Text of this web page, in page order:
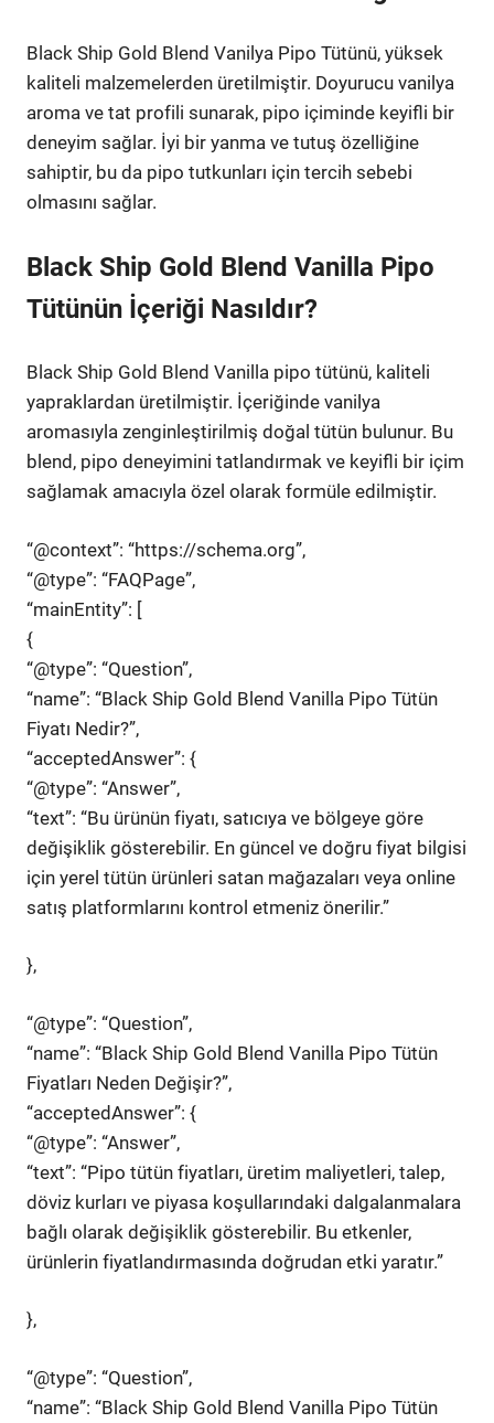
Black Ship Gold Blend Vanilya Pipo Tütünü, yüksek
kaliteli malzemelerden üretilmiştir. Doyurucu vanilya
aroma ve tat profili sunarak, pipo içiminde keyifli bir
deneyim sağlar. İyi bir yanma ve tutuş özelliğine
sahiptir, bu da pipo tutkunları için tercih sebebi
olmasını sağlar.
Black Ship Gold Blend Vanilla Pipo
Tütünün İçeriği Nasıldır?
Black Ship Gold Blend Vanilla pipo tütünü, kaliteli
yapraklardan üretilmiştir. İçeriğinde vanilya
aromasıyla zenginleştirilmiş doğal tütün bulunur. Bu
blend, pipo deneyimini tatlandırmak ve keyifli bir içim
sağlamak amacıyla özel olarak formüle edilmiştir.
“@context”: “https://schema.org”,
“@type”: “FAQPage”,
“mainEntity”: [
{
“@type”: “Question”,
“name”: “Black Ship Gold Blend Vanilla Pipo Tütün
Fiyatı Nedir?”,
“acceptedAnswer”: {
“@type”: “Answer”,
“text”: “Bu ürünün fiyatı, satıcıya ve bölgeye göre
değişiklik gösterebilir. En güncel ve doğru fiyat bilgisi
için yerel tütün ürünleri satan mağazaları veya online
satış platformlarını kontrol etmeniz önerilir.”
},
“@type”: “Question”,
“name”: “Black Ship Gold Blend Vanilla Pipo Tütün
Fiyatları Neden Değişir?”,
“acceptedAnswer”: {
“@type”: “Answer”,
“text”: “Pipo tütün fiyatları, üretim maliyetleri, talep,
döviz kurları ve piyasa koşullarındaki dalgalanmalara
bağlı olarak değişiklik gösterebilir. Bu etkenler,
ürünlerin fiyatlandırmasında doğrudan etki yaratır.”
},
“@type”: “Question”,
“name”: “Black Ship Gold Blend Vanilla Pipo Tütün